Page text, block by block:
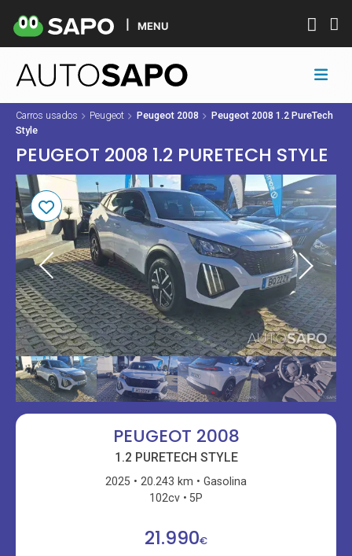
MENU
Carros usados Peugeot Peugeot 2008
Peugeot 2008 1.2 PureTech
Style
PEUGEOT 2008 1.2 PURETECH STYLE
PEUGEOT 2008
1.2 PURETECH STYLE
2025 20.243 km
Gasolina
102cv
5P
21.990€